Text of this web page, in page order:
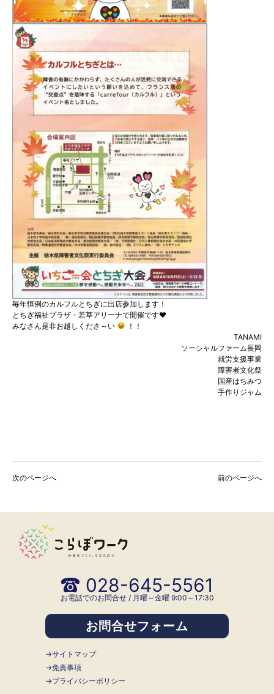
毎年恒例のカルフルとちぎに出店参加します！
とちぎ福祉プラザ・若草アリーナで開催です♥
みなさん是非お越しくださ～い
！！
TANAMI
ソーシャルファーム長岡
就労支援事業
障害者文化祭
国産はちみつ
手作りジャム
前のページへ
次のページへ
028-645-5561
お電話でのお問合せ / 月曜～金曜 9:00～17:30
お問合せフォーム
サイトマップ
免責事項
プライバシーポリシー